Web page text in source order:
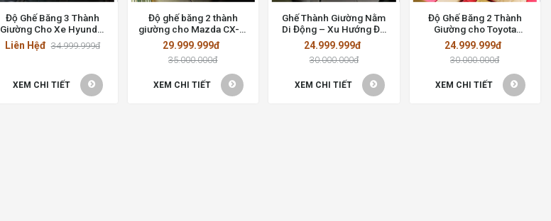
Độ Ghế Băng 3 Thành
Giường Cho Xe Hyundai
Starex – Giải Pháp Tiện
Ích và Sang Trọng
Liên Hệđ 34.999.999đ
XEM CHI TIẾT
Độ ghế băng 2 thành
giường cho Mazda CX-8:
Giải pháp tối ưu cho gia
đình
29.999.999đ
35.000.000đ
XEM CHI TIẾT
Ghế Thành Giường Nằm
Di Động – Xu Hướng Độ
Xe Tại Thành Phố Hồ Chí
Minh
24.999.999đ
30.000.000đ
XEM CHI TIẾT
Độ Ghế Băng 2 Thành
Giường cho Toyota
Fortuner 2016
24.999.999đ
30.000.000đ
XEM CHI TIẾT